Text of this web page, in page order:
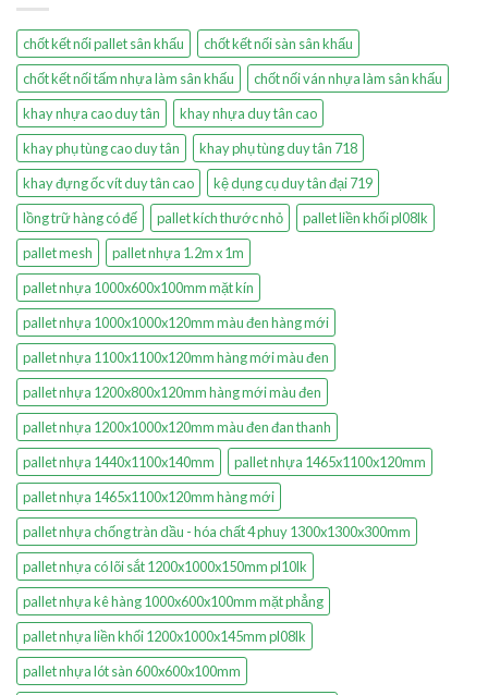
chốt kết nối pallet sân khấu
chốt kết nối sàn sân khấu
chốt kết nối tấm nhựa làm sân khấu
chốt nối ván nhựa làm sân khấu
khay nhựa cao duy tân
khay nhựa duy tân cao
khay phụ tùng cao duy tân
khay phụ tùng duy tân 718
khay đựng ốc vít duy tân cao
kệ dụng cụ duy tân đại 719
lồng trữ hàng có đế
pallet kích thước nhỏ
pallet liền khối pl08lk
pallet mesh
pallet nhựa 1.2m x 1m
pallet nhựa 1000x600x100mm mặt kín
pallet nhựa 1000x1000x120mm màu đen hàng mới
pallet nhựa 1100x1100x120mm hàng mới màu đen
pallet nhựa 1200x800x120mm hàng mới màu đen
pallet nhựa 1200x1000x120mm màu đen đan thanh
pallet nhựa 1440x1100x140mm
pallet nhựa 1465x1100x120mm
pallet nhựa 1465x1100x120mm hàng mới
pallet nhựa chống tràn dầu - hóa chất 4 phuy 1300x1300x300mm
pallet nhựa có lõi sắt 1200x1000x150mm pl10lk
pallet nhựa kê hàng 1000x600x100mm mặt phẳng
pallet nhựa liền khối 1200x1000x145mm pl08lk
pallet nhựa lót sàn 600x600x100mm